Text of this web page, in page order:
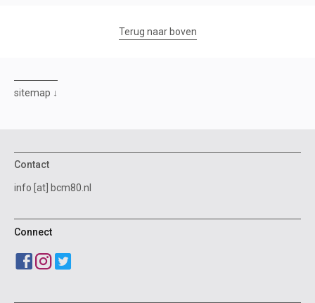
Terug naar boven
sitemap
Contact
info [at] bcm80.nl
Connect